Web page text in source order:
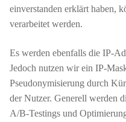
einverstanden erklärt haben,
verarbeitet werden.
Es werden ebenfalls die IP-
Jedoch nutzen wir ein IP-
Pseudonymisierung durch
der Nutzer. Generell werden
A/B-Testings und